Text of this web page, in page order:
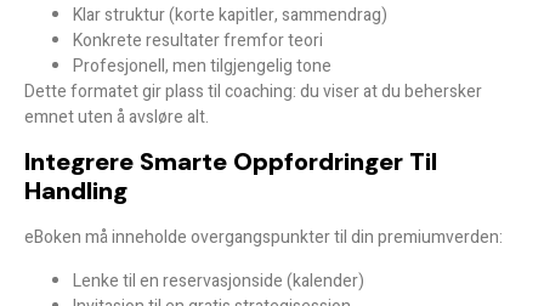
Klar struktur (korte kapitler, sammendrag)
Konkrete resultater fremfor teori
Profesjonell, men tilgjengelig tone
Dette formatet girplass til coaching: du viser at du behersker
emnet uten å avsløre alt.
Integrere Smarte Oppfordringer Til
Handling
eBoken må inneholde overgangspunkter til din premiumverden:
Lenke til en reservasjonside (kalender)